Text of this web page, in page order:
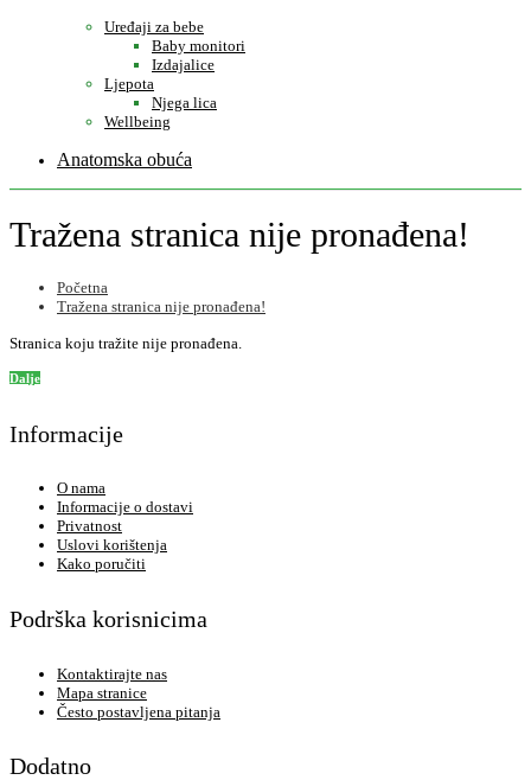
Uređaji za bebe
Baby monitori
Izdajalice
Ljepota
Njega lica
Wellbeing
Anatomska obuća
Tražena stranica nije pronađena!
Početna
Tražena stranica nije pronađena!
Stranica koju tražite nije pronađena.
Dalje
Informacije
O nama
Informacije o dostavi
Privatnost
Uslovi korištenja
Kako poručiti
Podrška korisnicima
Kontaktirajte nas
Mapa stranice
Često postavljena pitanja
Dodatno